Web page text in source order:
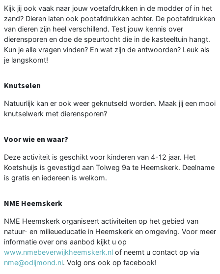
Kijk jij ook vaak naar jouw voetafdrukken in de modder of in het
zand? Dieren laten ook pootafdrukken achter. De pootafdrukken
van dieren zijn heel verschillend. Test jouw kennis over
dierensporen en doe de speurtocht die in de kasteeltuin hangt.
Kun je alle vragen vinden? En wat zijn de antwoorden? Leuk als
je langskomt!
Knutselen
Natuurlijk kan er ook weer geknutseld worden. Maak jij een mooi
knutselwerk met dierensporen?
Voor wie en waar?
Deze activiteit is geschikt voor kinderen van 4-12 jaar. Het
Koetshuijs is gevestigd aan Tolweg 9a te Heemskerk. Deelname
is gratis en iedereen is welkom.
NME Heemskerk
NME Heemskerk organiseert activiteiten op het gebied van
natuur- en milieueducatie in Heemskerk en omgeving. Voor meer
informatie over ons aanbod kijkt u op
www.nmebeverwijkheemskerk.nl of neemt u contact op via
nme@odijmond.nl. Volg ons ook op facebook!